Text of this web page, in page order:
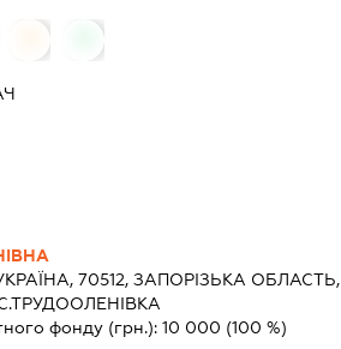
70512, ЗАПОРIЗЬКА ОБЛАСТЬ,
фонду (грн.): 10 000 (100 %)